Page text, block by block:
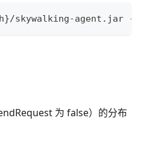
skywalking-agent.jar -
为 false）的分布